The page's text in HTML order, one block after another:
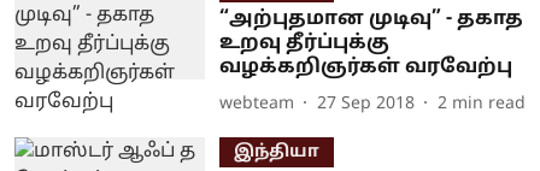
“அற்புதமான முடிவு” - தகாத
உறவு தீர்ப்புக்கு
வழக்கறிஞர்கள் வரவேற்பு
webteam 27 Sep 2018 2 min read
இந்தியா